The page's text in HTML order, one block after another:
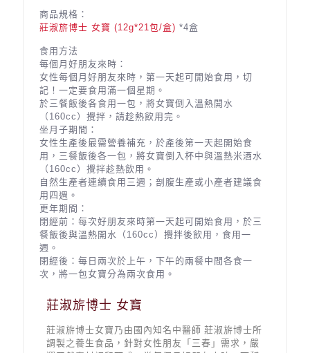
商品規格：
莊淑旂博士 女寶 (12g*21包/盒)*4盒
食用方法
每個月好朋友來時：
女性每個月好朋友來時，第一天起可開始食用，切
記！一定要食用滿一個星期。
於三餐飯後各食用一包，將女寶倒入溫熱開水
（160cc）攪拌，請趁熱飲用完。
坐月子期間：
女性生產後最需營養補充，於產後第一天起開始食
用，三餐飯後各一包，將女寶倒入杯中與溫熱米酒水
（160cc）攪拌趁熱飲用。
自然生產者連續食用三週；剖腹生產或小產者建議食
用四週。
更年期間：
閉經前：每次好朋友來時第一天起可開始食用，於三
餐飯後與溫熱開水（160cc）攪拌後飲用，食用一
週。
閉經後：每日兩次於上午，下午的兩餐中間各食一
次，將一包女寶分為兩次食用。
莊淑旂博士 女寶
莊淑旂博士女寶乃由國內知名中醫師 莊淑旂博士所
調製之養生食品，針對女性朋友「三春」需求，嚴